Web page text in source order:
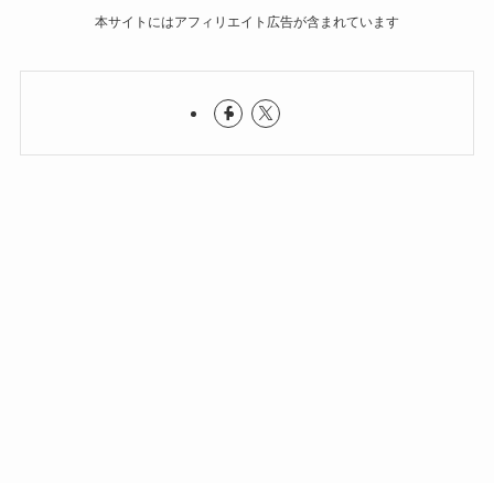
本サイトにはアフィリエイト広告が含まれています